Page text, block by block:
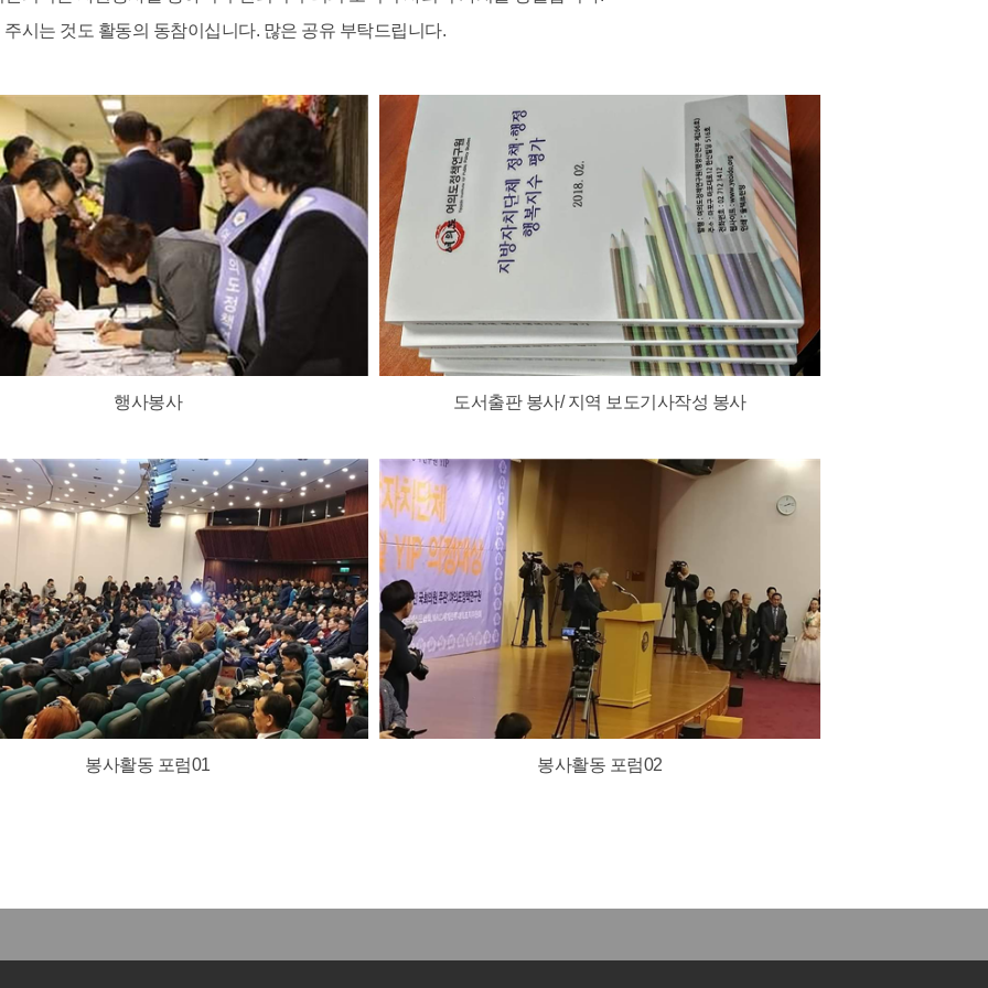
주시는 것도 활동의 동참이십니다. 많은 공유 부탁드립니다.
행사봉사 도서출판 봉사/ 지역 보도기사작성 봉사
봉사활동 포럼01 봉사활동 포럼02